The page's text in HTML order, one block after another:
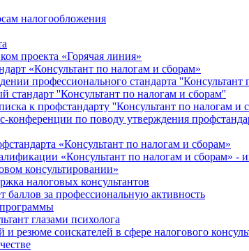
налогообложения
проекта «Горячая линия»
«Консультант по налогам и сборам»
профессионального стандарта ''Консультант
стандарт ''Консультант по налогам и сборам''
к профстандарту ''Консультант по налогам и
конференции по поводу утверждения
«Консультант по налогам и сборам»
«Консультант по налогам и сборам» -
консультировании»
налоговых консультантов
баллов за профессиональную активность
глазами психолога
и резюме соискателей в сфере налогового